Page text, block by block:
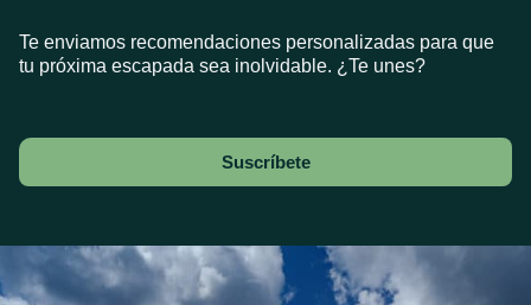
Te enviamos recomendaciones personalizadas para que
tu próxima escapada sea inolvidable. ¿Te unes?
Suscríbete